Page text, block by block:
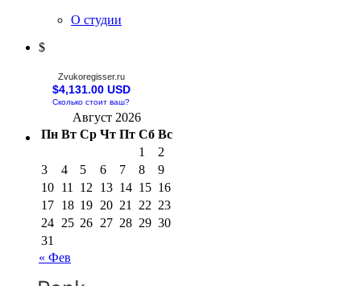
О студии
$
Zvukoregisser.ru
$4,131.00 USD
Сколько стоит ваш?
Август 2026
Пн Вт Ср Чт Пт Сб Вс
1
2
3
4 5 6 7 8
9
10 11 12 13 14 15 16
17 18 19 20 21 22 23
24 25 26 27 28 29 30
31
« Фев